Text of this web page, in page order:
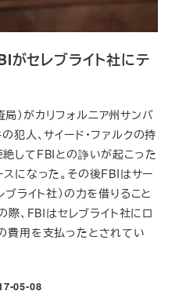
セレブライト社にテ
）がカリフォルニア州サンバ
犯人、サイード・ファルクの持
してFBIとの諍いが起こった
になった。その後FBIはサー
ライト社）の力を借りること
際、FBIはセレブライト社にロ
費用を支払ったとされてい
日
05-08